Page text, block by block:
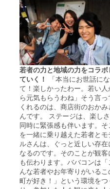
若者の力と地域の力をコラボ
ていく！
「本当にお世話に
て！楽しかったわー。若い人
ら元気もらうわね」そう言っ
くれるのは、商店街のおかみ
んです。 ステージは、楽し
同時に緊張感も伴います。そ
を一緒に乗り越えた若者とモ
ルさんは、ぐっと近しい存在
なるのです。そのことが観客
も伝わります。ババコンは「
んな若者やお年寄りがいるこ
町が好き！」という環境をつ